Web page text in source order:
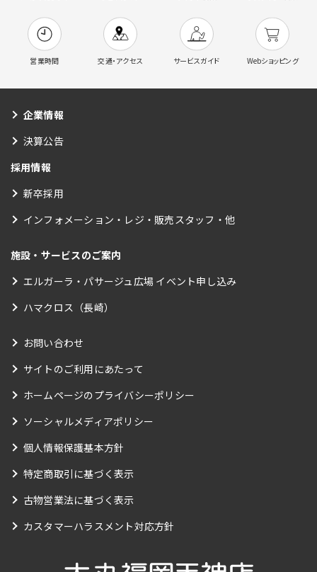
営業時間 交通・アクセス サービスガイド Webショッピング
企業情報
決算公告
採用情報
新卒採用
インフォメーション・レジ・販売スタッフ・他
施設・サービスのご案内
エルガーラ・パサージュ広場 イベント申し込み
ハマクロス（長崎）
お問い合わせ
サイトのご利用にあたって
ホームページのプライバシーポリシー
ソーシャルメディアポリシー
個人情報保護基本方針
特定商取引に基づく表示
古物営業法に基づく表示
カスタマーハラスメント対応方針